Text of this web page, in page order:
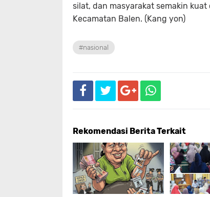
silat, dan masyarakat semakin
Kecamatan Balen. (Kang yon)
#nasional
Rekomendasi Berita Terkait